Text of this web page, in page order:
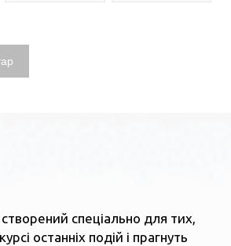
спеціально для тих,
останніх подій і прагнуть